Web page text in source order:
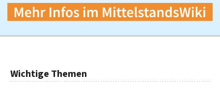
Wichtige Themen